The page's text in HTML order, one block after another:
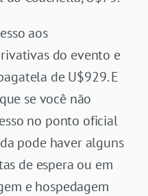
aos
do evento e
de U$929. E
se você não
no ponto oficial
pode haver alguns
de espera ou em
e hospedagem